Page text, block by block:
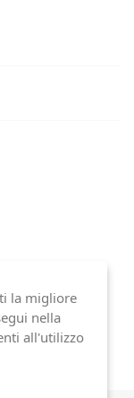
la migliore
nella
all'utilizzo